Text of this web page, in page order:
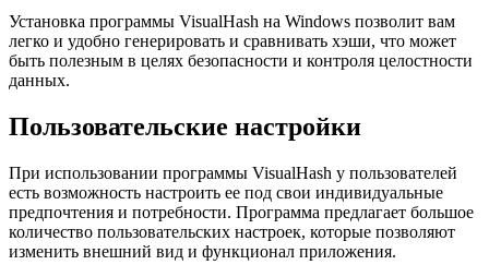
Установка программы VisualHash на Windows позволит вам
легко и удобно генерировать и сравнивать хэши, что может
быть полезным в целях безопасности и контроля целостности
данных.
Пользовательские настройки
При использовании программы VisualHash у пользователей
есть возможность настроить ее под свои индивидуальные
предпочтения и потребности. Программа предлагает большое
количество пользовательских настроек, которые позволяют
изменить внешний вид и функционал приложения.